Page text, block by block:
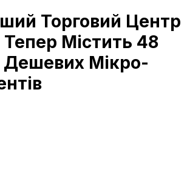
Торговий Центр
Містить 48
Дешевих Мікро-